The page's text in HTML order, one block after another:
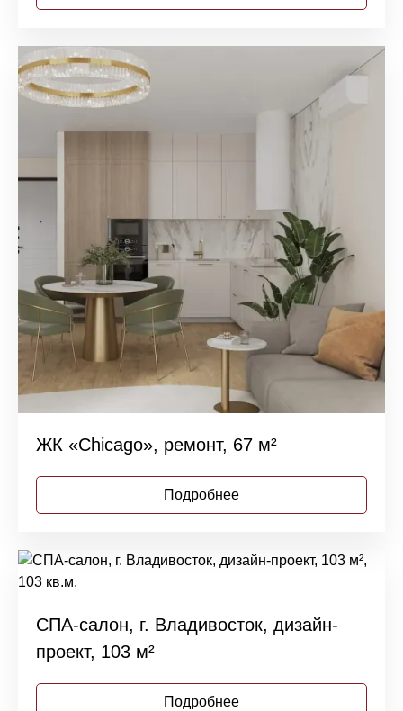
ЖК «Chicago», ремонт, 67 м²
Подробнее
СПА-салон, г. Владивосток, дизайн-
проект, 103 м²
Подробнее